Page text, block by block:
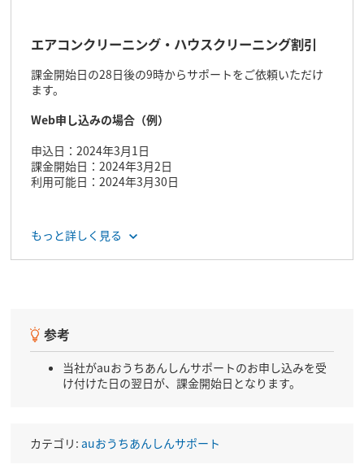
エアコンクリーニング・ハウスクリーニング割引
課金開始日の28日後の9時からサポートをご依頼いただけ
ます。
Web申し込みの場合（例）
申込日：2024年3月1日
課金開始日：2024年3月2日
利用可能日：2024年3月30日
もっと詳しく見る
参考
当社がauおうちあんしんサポートのお申し込みを受
け付けた日の翌日が、課金開始日となります。
カテゴリ: auおうちあんしんサポート